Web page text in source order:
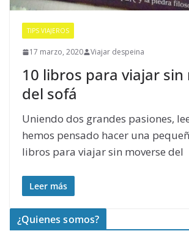
TIPS VIAJEROS
17 marzo, 2020 Viajar despeina
10 libros para viajar sin
del sofá
Uniendo dos grandes pasiones,
hemos pensado hacer una
libros para viajar sin moverse del
Leer más
¿Quienes somos?